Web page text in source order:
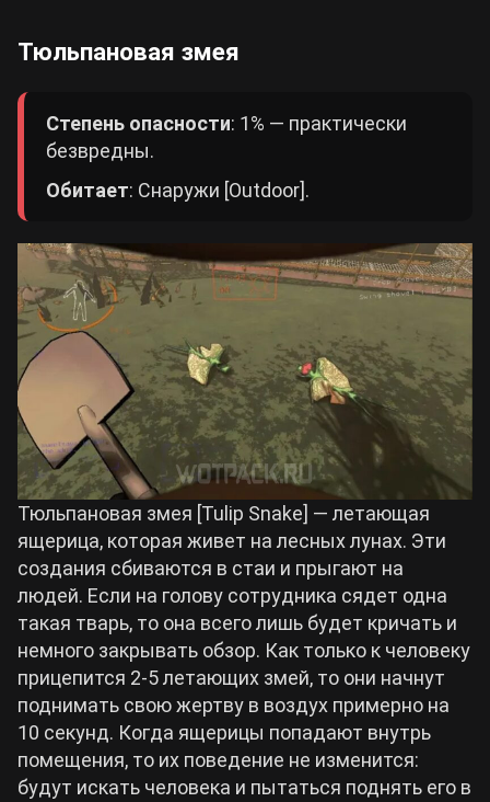
Тюльпановая змея
Степень опасности: 1% — практически
безвредны.
Обитает: Снаружи [Outdoor].
Тюльпановая змея [Tulip Snake] — летающая
ящерица, которая живет на лесных лунах. Эти
создания сбиваются в стаи и прыгают на
людей. Если на голову сотрудника сядет одна
такая тварь, то она всего лишь будет кричать и
немного закрывать обзор. Как только к человеку
прицепится 2-5 летающих змей, то они начнут
поднимать свою жертву в воздух примерно на
10 секунд. Когда ящерицы попадают внутрь
помещения, то их поведение не изменится:
будут искать человека и пытаться поднять его в